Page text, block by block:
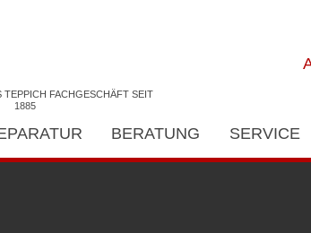
TEPPICH FACHGESCHÄFT SEIT
1885
BERATUNG SERVICE